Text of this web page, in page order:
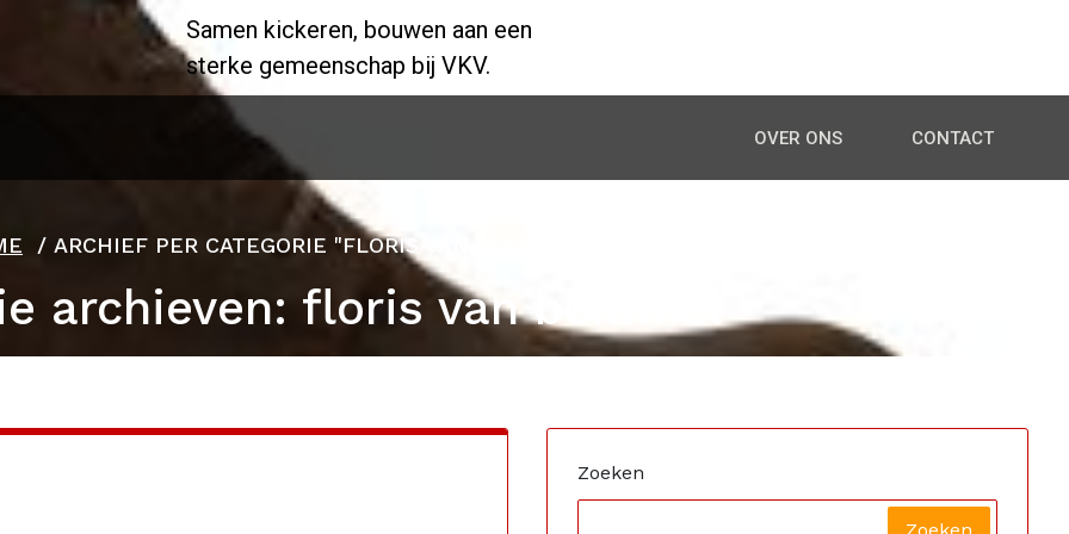
Samen kickeren, bouwen aan een
sterke gemeenschap bij VKV.
OVER ONS CONTACT
/ ARCHIEF PER CATEGORIE "FLORIS VAN BOMMEL"
archieven: floris van bommel
Zoeken